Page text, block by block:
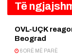
Të
OVL-UÇK
Beograd
6 ORË MË PARË